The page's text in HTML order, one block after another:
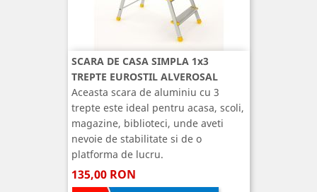
SCARA DE CASA SIMPLA 1x3
TREPTE EUROSTIL ALVEROSAL
Aceasta scara de aluminiu cu 3
trepte este ideal pentru acasa, scoli,
magazine, biblioteci, unde aveti
nevoie de stabilitate si de o
platforma de lucru.
135,00 RON